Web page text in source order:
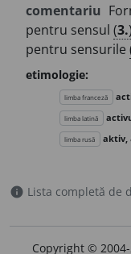
comentariu
pentru sensul (3.)
pentru sensurile
etimologie:
limba franceză
limba latină
limba rusă aktiv,
info Lista completă de
Copyright ©